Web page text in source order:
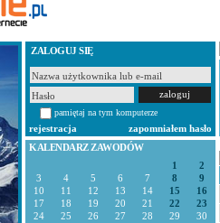
ZALOGUJ SIĘ
pamiętaj na tym komputerze
rejestracja
zapomniałem hasło
KALENDARZ ZAWODÓW
1
2
3
4 5 6 7 8
9
10
11 12 13 14 15
16
17
18 19 20 21 22
23
24
25 26 27 28 29
30